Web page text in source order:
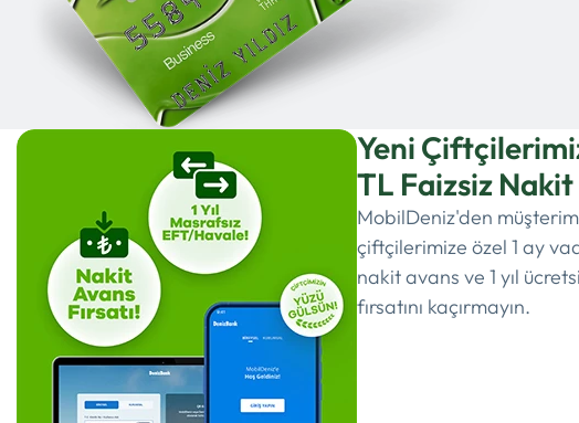
Yeni
TL Faizsiz
MobilDeniz'den
çiftçilerimize özel 1 ay
nakit avans ve 1 yıl
fırsatını kaçırmayın.